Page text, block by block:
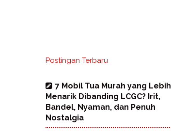
Postingan Terbaru
7 Mobil Tua Murah yang Lebih
Menarik Dibanding LCGC? Irit,
Bandel, Nyaman, dan Penuh
Nostalgia